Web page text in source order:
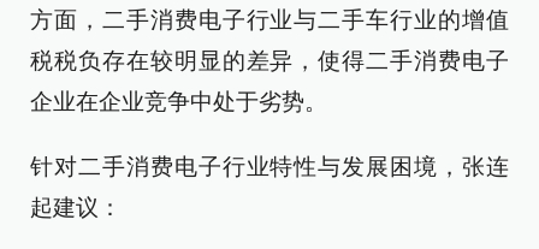
方面，二手消费电子行业与二手车行业的增值
税税负存在较明显的差异，使得二手消费电子
企业在企业竞争中处于劣势。
针对二手消费电子行业特性与发展困境，张连
起建议：